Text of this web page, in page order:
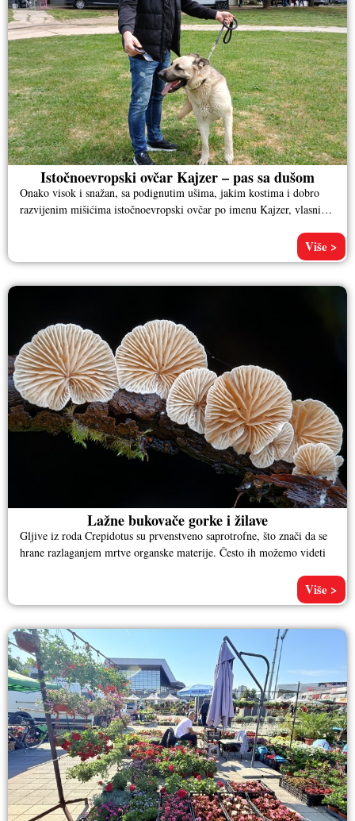
Istočnoevropski ovčar Kajzer – pas sa dušom
Onako visok i snažan, sa podignutim ušima, jakim kostima i dobro
razvijenim mišićima istočnoevropski ovčar po imenu Kajzer, vlasnika
Više >
Lažne bukovače gorke i žilave
Gljive iz roda Crepidotus su prvenstveno saprotrofne, što znači da se
hrane razlaganjem mrtve organske materije. Često ih možemo videti
Više >